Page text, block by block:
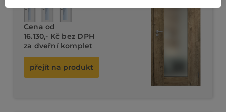
Cena od
16.130,- Kč bez DPH
za dveřní komplet
přejít na produkt